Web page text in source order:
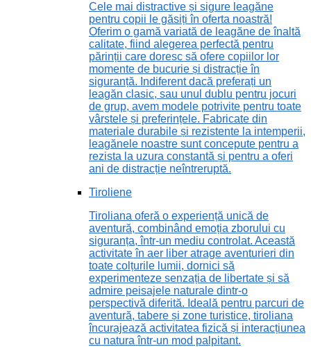
Cele mai distractive și sigure leagăne
pentru copii le găsiți în oferta noastră!
Oferim o gamă variată de leagăne de înaltă
calitate, fiind alegerea perfectă pentru
părinții care doresc să ofere copiilor lor
momente de bucurie și distracție în
siguranță. Indiferent dacă preferați un
leagăn clasic, sau unul dublu pentru jocuri
de grup, avem modele potrivite pentru toate
vârstele și preferințele. Fabricate din
materiale durabile și rezistente la intemperii,
leagănele noastre sunt concepute pentru a
rezista la uzura constantă și pentru a oferi
ani de distracție neîntreruptă.
Tiroliene
Tiroliana oferă o experiență unică de
aventură, combinând emoția zborului cu
siguranța, într-un mediu controlat. Această
activitate în aer liber atrage aventurieri din
toate colțurile lumii, dornici să
experimenteze senzația de libertate și să
admire peisajele naturale dintr-o
perspectivă diferită. Ideală pentru parcuri de
aventură, tabere și zone turistice, tiroliana
încurajează activitatea fizică și interacțiunea
cu natura într-un mod palpitant.